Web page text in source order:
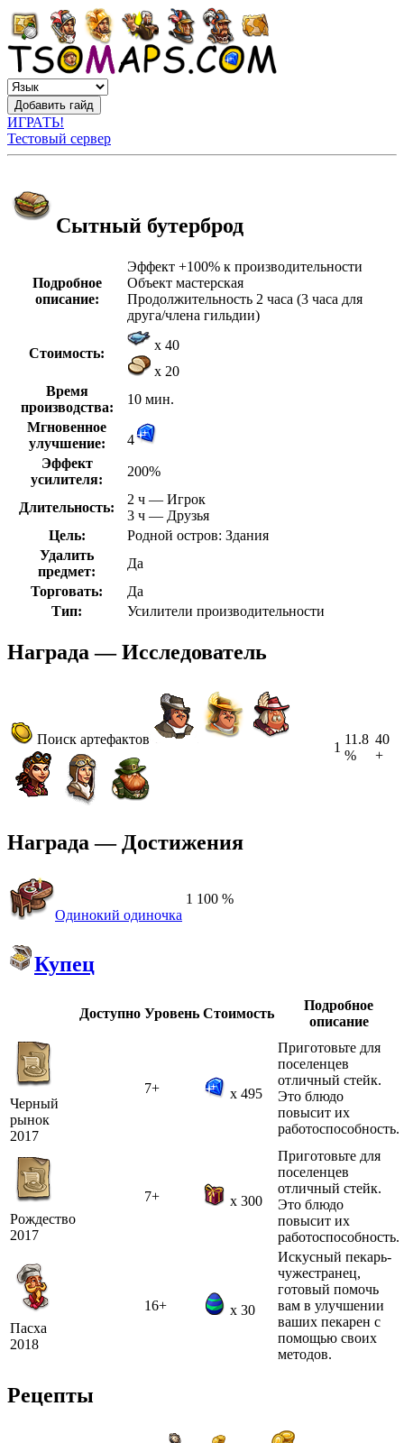
ИГРАТЬ!
Тестовый сервер
Сытный бутерброд
Подробное
описание:
Эффект +100% к производительности
Объект мастерская
Продолжительность 2 часа (3 часа для
друга/члена гильдии)
Стоимость:
x 40
x 20
Время
производства:
10 мин.
Мгновенное
улучшение:
4
Эффект
усилителя:
200%
Длительность:
2 ч — Игрок
3 ч — Друзья
Цель:
Родной остров: Здания
Удалить
предмет:
Да
Торговать:
Да
Тип:
Усилители производительности
Награда — Исследователь
Поиск артефактов
1
11.8
%
40
+
Награда — Достижения
Одинокий одиночка
1 100 %
Купец
Доступно Уровень Стоимость
Подробное
описание
Черный
рынок
2017
7+ x 495
Приготовьте для
поселенцев
отличный стейк.
Это блюдо
повысит их
работоспособность.
Рождество
2017
7+ x 300
Приготовьте для
поселенцев
отличный стейк.
Это блюдо
повысит их
работоспособность.
Пасха
2018
16+ x 30
Искусный пекарь-
чужестранец,
готовый помочь
вам в улучшении
ваших пекарен с
помощью своих
методов.
Рецепты